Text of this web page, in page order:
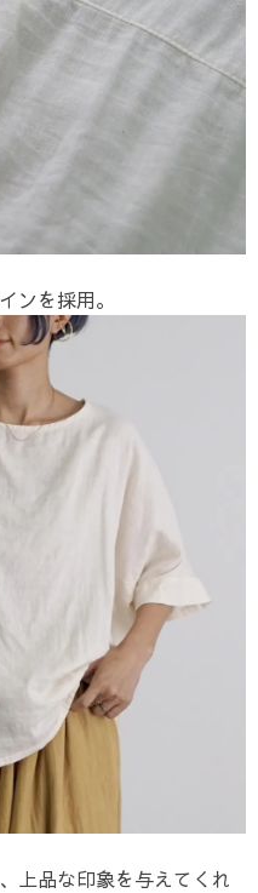
ンを採用。
上品な印象を与えてくれ